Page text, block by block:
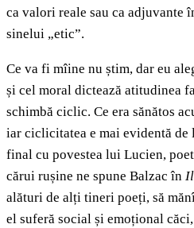
ca valori reale sau ca adjuvante
sinelui „etic”.
Ce va fi mîine nu știm, dar eu
și cel moral dictează atitudinea
schimbă ciclic. Ce era sănătos
iar ciclicitatea e mai evidentă de
final cu povestea lui Lucien,
cărui rușine ne spune Balzac în
alături de alți tineri poeți, să
el suferă social și emoțional